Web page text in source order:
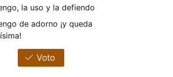
la uso y la defiendo
de adorno ¡y queda
Voto